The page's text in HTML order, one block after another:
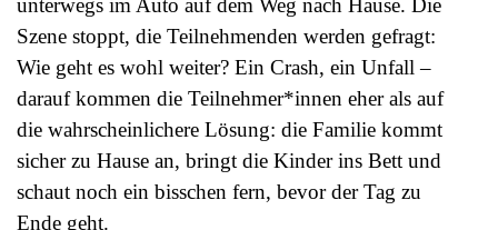
unterwegs im Auto auf dem Weg nach Hause. Die
Szene stoppt, die Teilnehmenden werden gefragt:
Wie geht es wohl weiter? Ein Crash, ein Unfall –
darauf kommen die Teilnehmer*innen eher als auf
die wahrscheinlichere Lösung: die Familie kommt
sicher zu Hause an, bringt die Kinder ins Bett und
schaut noch ein bisschen fern, bevor der Tag zu
Ende geht.